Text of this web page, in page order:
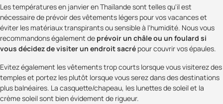
Les températures en janvier en Thaïlande sont telles qu'il est
nécessaire de prévoir des vêtements légers pour vos vacances et
éviter les matériaux transpirants ou sensible à l'humidité. Nous vous
recommandons également de prévoir un châle ou un foulard si
vous décidez de visiter un endroit sacré pour couvrir vos épaules.
Evitez également les vêtements trop courts lorsque vous visiterez des
temples et portez les plutôt lorsque vous serez dans des destinations
plus balnéaires. La casquette/chapeau, les lunettes de soleil et la
crème soleil sont bien évidement de rigueur.